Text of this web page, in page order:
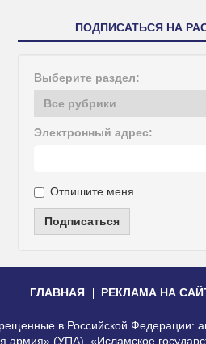
ПОДПИСАТЬСЯ НА
Выберите раздел:
Электронный адрес:
Отпишите меня
Подписаться
ГЛАВНАЯ РЕКЛАМА НА
в Российской
армия» (УПА), «Исламское